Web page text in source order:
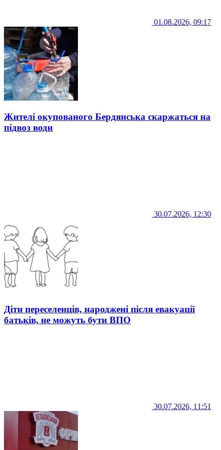
01.08.2026, 09:17
Жителі окупованого Бердянська скаржаться на
підвоз води
30.07.2026, 12:30
Діти переселенців, народжені після евакуації
батьків, не можуть бути ВПО
30.07.2026, 11:51